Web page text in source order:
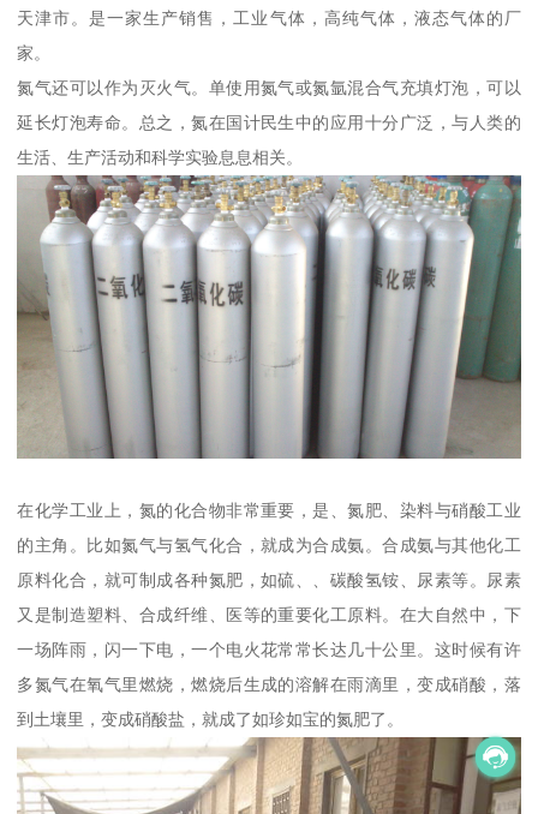
天津市。是一家生产销售，工业气体，高纯气体，液态气体的厂
家。
氮气还可以作为灭火气。单使用氮气或氮氩混合气充填灯泡，可以
延长灯泡寿命。总之，氮在国计民生中的应用十分广泛，与人类的
生活、生产活动和科学实验息息相关。
在化学工业上，氮的化合物非常重要，是、氮肥、染料与硝酸工业
的主角。比如氮气与氢气化合，就成为合成氨。合成氨与其他化工
原料化合，就可制成各种氮肥，如硫、、碳酸氢铵、尿素等。尿素
又是制造塑料、合成纤维、医等的重要化工原料。在大自然中，下
一场阵雨，闪一下电，一个电火花常常长达几十公里。这时候有许
多氮气在氧气里燃烧，燃烧后生成的溶解在雨滴里，变成硝酸，落
到土壤里，变成硝酸盐，就成了如珍如宝的氮肥了。